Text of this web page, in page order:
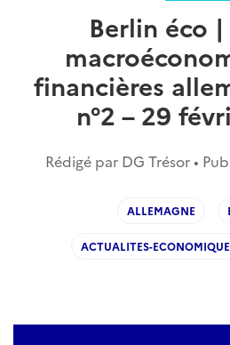
Berlin éco |
financières
n°2 – 29
Rédigé par DG Trésor •
ALLEMAGNE
ACTUALITES-